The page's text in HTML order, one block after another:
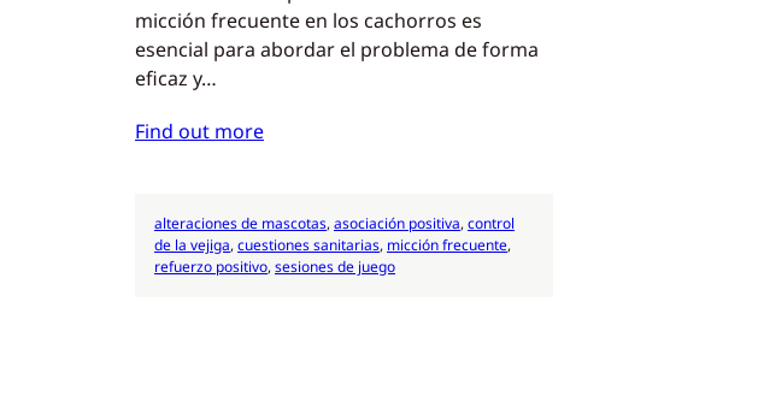
micción frecuente en los cachorros es
esencial para abordar el problema de forma
eficaz y…
Find out more
alteraciones de mascotas, asociación positiva, control
de la vejiga, cuestiones sanitarias, micción frecuente
refuerzo positivo, sesiones de juego